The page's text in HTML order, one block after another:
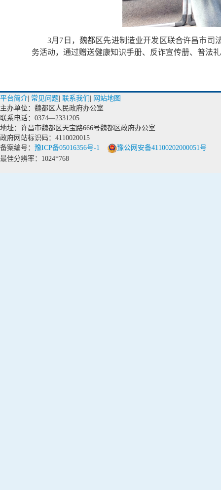
3月7日，魏都区先进制造业开发区联合许昌市司
务活动，通过赠送健康知识手册、反诈宣传册、普法
平台简介 常见问题 联系我们
网站地图
主办单位：魏都区人民政府办公室
联系电话：0374—2331205
地址：许昌市魏都区天宝路666号魏都区政府办公室
政府网站标识码：4110020015
备案编号： 豫ICP备05016356号-1
豫公网安备41100202000051号
最佳分辨率：1024*768